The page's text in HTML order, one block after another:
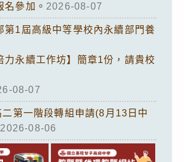
名參加。 2026-08-07
第1屆高級中等學校內永續部門養
力永續工作坊】簡章1份，請貴校
08-07
第一階段轉組申請(8月13日中
2026-08-06